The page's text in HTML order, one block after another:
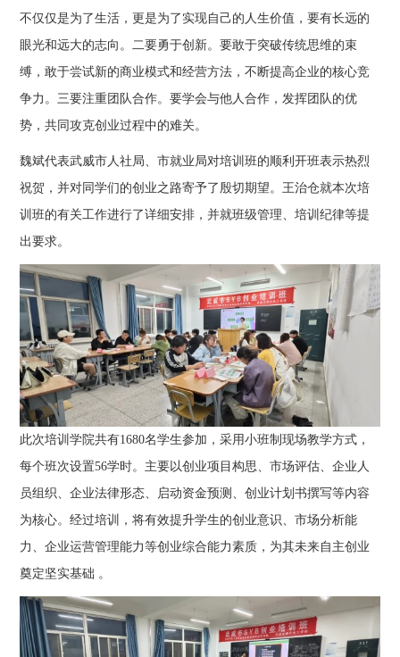
不仅仅是为了生活，更是为了实现自己的人生价值，要有长远的
眼光和远大的志向。二要勇于创新。要敢于突破传统思维的束
缚，敢于尝试新的商业模式和经营方法，不断提高企业的核心竞
争力。三要注重团队合作。要学会与他人合作，发挥团队的优
势，共同攻克创业过程中的难关。
魏斌代表武威市人社局、市就业局对培训班的顺利开班表示热烈
祝贺，并对同学们的创业之路寄予了殷切期望。王治仓就本次培
训班的有关工作进行了详细安排，并就班级管理、培训纪律等提
出要求。
此次培训学院共有1680名学生参加，采用小班制现场教学方式，
每个班次设置56学时。主要以创业项目构思、市场评估、企业人
员组织、企业法律形态、启动资金预测、创业计划书撰写等内容
为核心。经过培训，将有效提升学生的创业意识、市场分析能
力、企业运营管理能力等创业综合能力素质，为其未来自主创业
奠定坚实基础 。